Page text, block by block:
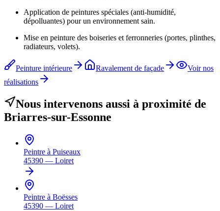
Application de peintures spéciales (anti-humidité,
dépolluantes) pour un environnement sain.
Mise en peinture des boiseries et ferronneries (portes, plinthes,
radiateurs, volets).
Peinture intérieure Ravalement de façade
Voir nos
réalisations
Nous intervenons aussi à proximité de
Briarres-sur-Essonne
Peintre à Puiseaux
45390 — Loiret
Peintre à Boësses
45390 — Loiret